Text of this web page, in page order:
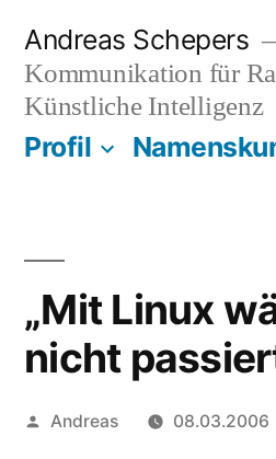
Inhalt
springen
Andreas Schepers
Kommunikation für
Künstliche Intelligenz
Profil
„Mit Linux
nicht
Veröffentlicht
Andreas 08.03.2006